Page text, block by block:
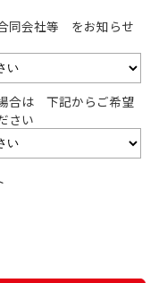
同会社等 をお知らせ
合は 下記からご希望
さい